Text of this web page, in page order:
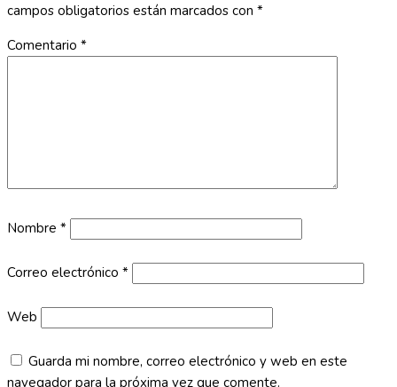
campos obligatorios están marcados con *
Comentario *
Nombre *
Correo electrónico *
Web
Guarda mi nombre, correo electrónico y web en este
navegador para la próxima vez que comente.